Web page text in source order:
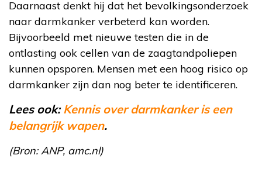
Daarnaast denkt hij dat het bevolkingsonderzoek
naar darmkanker verbeterd kan worden.
Bijvoorbeeld met nieuwe testen die in de
ontlasting ook cellen van de zaagtandpoliepen
kunnen opsporen. Mensen met een hoog risico op
darmkanker zijn dan nog beter te identificeren.
Lees ook: Kennis over darmkanker is een
belangrijk wapen.
(Bron: ANP, amc.nl)